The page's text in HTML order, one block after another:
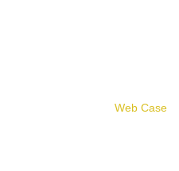
Web Case